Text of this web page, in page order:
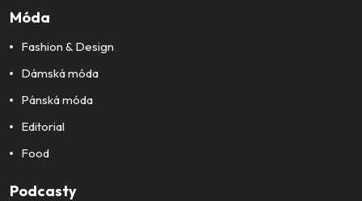
Móda
Fashion & Design
Dámská móda
Pánská móda
Editorial
Food
Podcasty